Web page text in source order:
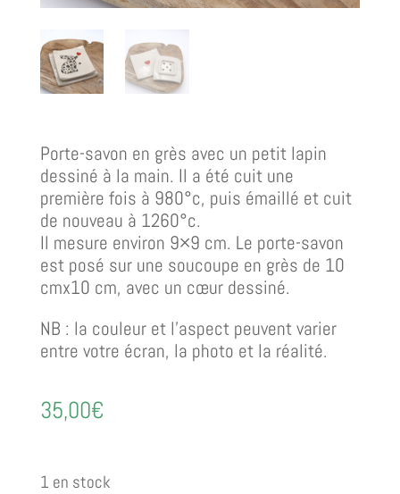
Porte-savon en grès avec un petit lapin
dessiné à la main. Il a été cuit une
première fois à 980°c, puis émaillé et cuit
de nouveau à 1260°c.
Il mesure environ 9×9 cm. Le porte-savon
est posé sur une soucoupe en grès de 10
cmx10 cm, avec un cœur dessiné.
NB : la couleur et l’aspect peuvent varier
entre votre écran, la photo et la réalité.
35,00€
1 en stock